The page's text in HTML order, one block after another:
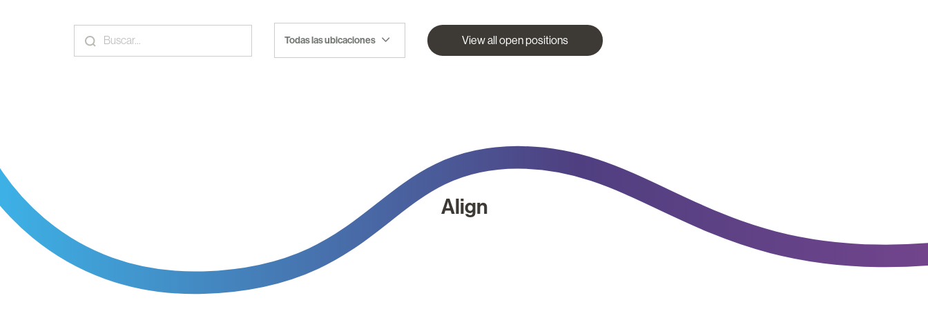
Todas las ubicaciones View all open positions
Align